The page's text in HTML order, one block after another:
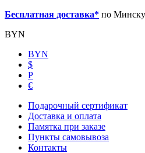
Бесплатная доставка* по Минску
BYN
BYN
$
Р
€
Подарочный сертификат
Доставка и оплата
Памятка при заказе
Пункты самовывоза
Контакты